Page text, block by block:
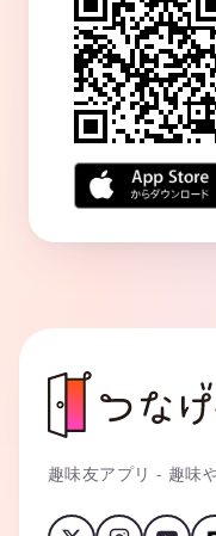
趣味友アプリ - 趣味